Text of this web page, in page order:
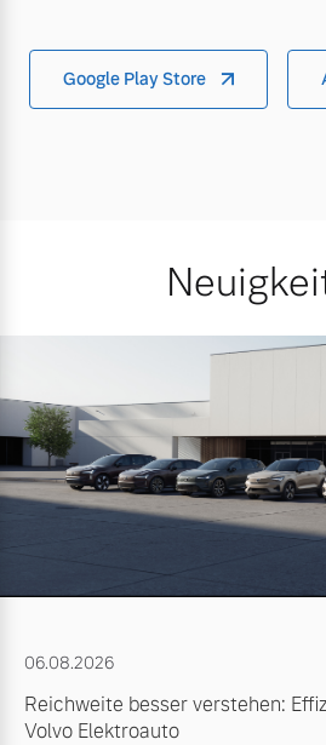
Google Play Store
06.08.2026
Reichweite besser verstehen:
Volvo Elektroauto